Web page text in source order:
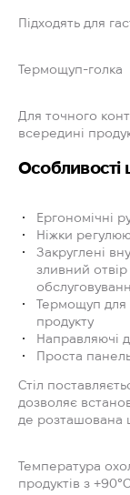
Підходять для
Термощуп-голка
Для точного
всередині
Особливості
Ергономічні
Ніжки
Закруглені
зливний
Термощуп для
продукту
Направляючі
Проста
Стіл
дозволяє
де розташована
Температура
продуктів з